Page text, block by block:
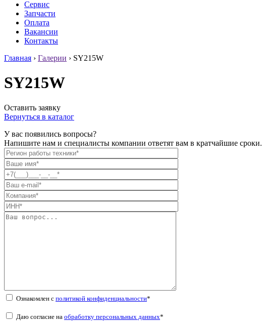
Сервис
Запчасти
Оплата
Вакансии
Контакты
Главная › Галерии › SY215W
SY215W
Оставить заявку
Вернуться в каталог
У вас появились вопросы?
Напишите нам и специалисты компании ответят вам в кратчайшие сроки.
Ознакомлен с политикой конфиденциальности*
Даю согласие на обработку персональных данных*